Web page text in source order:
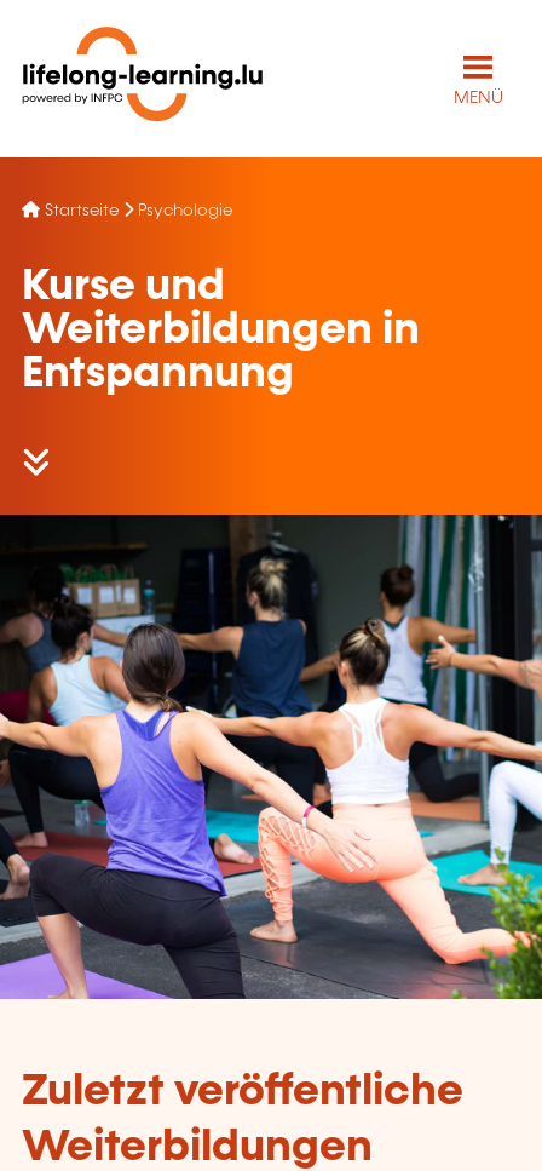
MENÜ
Startseite Psychologie
Kurse und
Weiterbildungen in
Entspannung
Zuletzt veröffentliche
Weiterbildungen